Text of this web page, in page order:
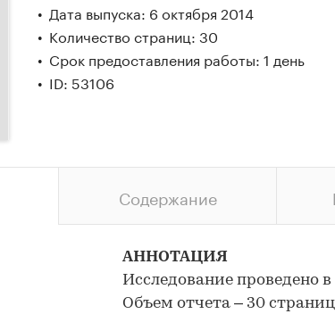
Дата выпуска: 6 октября 2014
Количество страниц: 30
Срок предоставления работы: 1 день
ID: 53106
Содержание
АННОТАЦИЯ
Исследование проведено в
Объем отчета – 30